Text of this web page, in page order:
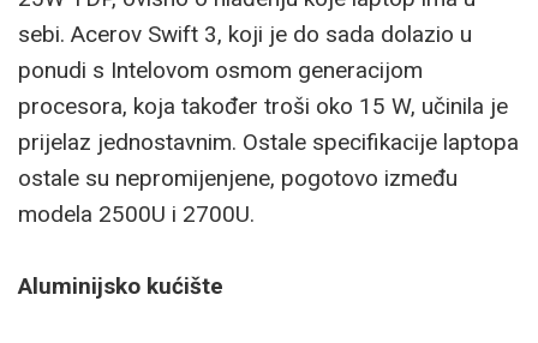
sebi. Acerov Swift 3, koji je do sada dolazio u
ponudi s Intelovom osmom generacijom
procesora, koja također troši oko 15 W, učinila je
prijelaz jednostavnim. Ostale specifikacije laptopa
ostale su nepromijenjene, pogotovo između
modela 2500U i 2700U.
Aluminijsko kućište